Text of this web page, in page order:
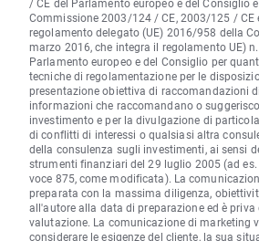
/ CE del Parlamento europeo e del Consiglio
Commissione 2003/124 / CE, 2003/125 / CE
regolamento delegato (UE) 2016/958 della
marzo 2016, che integra il regolamento UE)
Parlamento europeo e del Consiglio per
tecniche di regolamentazione per le
presentazione obiettiva di raccomandazioni
informazioni che raccomandano o
investimento e per la divulgazione di
di conflitti di interessi o qualsiasi altra
della consulenza sugli investimenti, ai sensi
strumenti finanziari del 29 luglio 2005 (ad
voce 875, come modificata). La
preparata con la massima diligenza,
all'autore alla data di preparazione ed è priva
valutazione. La comunicazione di marketing
considerare le esigenze del cliente, la sua